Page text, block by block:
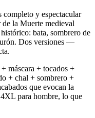
completo y espectacular
la Muerte medieval
bata, sombrero de
Dos versiones —
máscara + tocados +
+ chal + sombrero +
que evocan la
para hombre, lo que